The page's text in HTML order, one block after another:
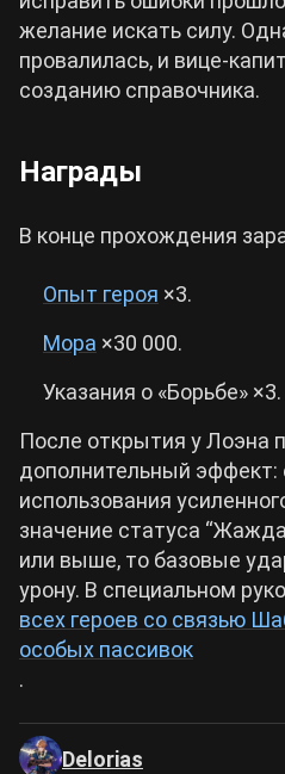
желание искать силу.
провалилась, и вице-
созданию справочника.
Награды
В конце прохождения
Опыт героя ×3.
Мора ×30 000.
Указания о «Борьбе» ×3.
После открытия у Лоэна
дополнительный эффект:
использования
значение статуса
или выше, то базовые
урону. В специальном
всех героев со связью
особых пассивок
.
Delorias